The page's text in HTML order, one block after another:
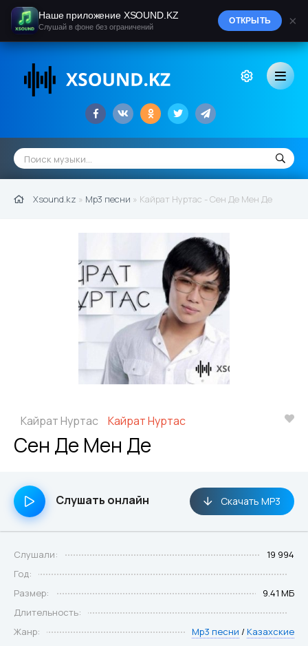
Xsound.kz » Mp3 песни » Кайрат Нуртас - Сен Де Мен Де
Кайрат Нуртас Кайрат Нуртас
Сен Де Мен Де
Слушать онлайн Скачать MP3
Слушали:
19 994
Год:
Размер:
9.41 МБ
Длительность:
Жанр:
Mp3 песни / Казахские
Наше приложение XSOUND.KZ
Слушай в фоне без ограничений
ОТКРЫТЬ ×